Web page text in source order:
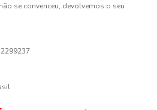
se convenceu, devolvemos o seu